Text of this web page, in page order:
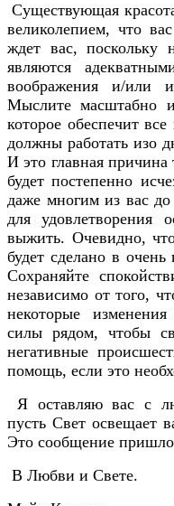
Существующая
великолепием, что
ждет вас, поскольку
являются
воображения и/или
Мыслите масштабно и
которое обеспечит
должны работать изо
И это главная причина
будет постепенно
даже многим из вас
для удовлетворения
выжить. Очевидно,
будет сделано в
Сохраняйте
независимо от того,
некоторые
силы рядом, чтобы
негативные
помощь, если это
Я оставляю вас с
пусть Свет освещает
Это сообщение
В Любви и Свете.